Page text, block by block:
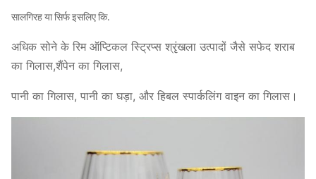
सालगिरह या सिर्फ इसलिए कि.
अधिक सोने के रिम ऑप्टिकल स्ट्रिप्स श्रृंखला उत्पादों जैसे सफेद शराब
का गिलास,शैंपेन का गिलास,
पानी का गिलास, पानी का घड़ा, और हिबल स्पार्कलिंग वाइन का गिलास।